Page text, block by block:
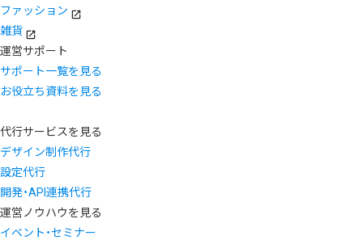
ファッション
雑貨
運営サポート
サポート一覧を見る
お役立ち資料を見る
代行サービスを見る
デザイン制作代行
設定代行
開発・API連携代行
運営ノウハウを見る
イベント・セミナー